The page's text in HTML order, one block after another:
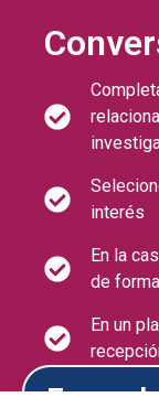
interés
En la
de
En un